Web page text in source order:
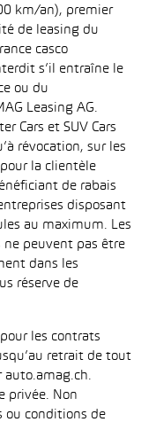
km/an), premier
de leasing du
casco
s’il entraîne le
ou du
Leasing AG.
Cars et SUV Cars
révocation, sur les
la clientèle
de rabais
disposant
au maximum. Les
ne peuvent pas être
dans les
réserve de
les contrats
retrait de tout
auto.amag.ch.
privée. Non
ou conditions de